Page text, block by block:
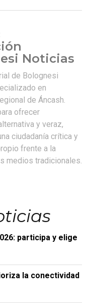
Noticias
de Bolognesi
en
de Áncash.
ofrecer
y veraz,
ciudadanía crítica y
frente a la
medios tradicionales.
participa y elige
la conectividad